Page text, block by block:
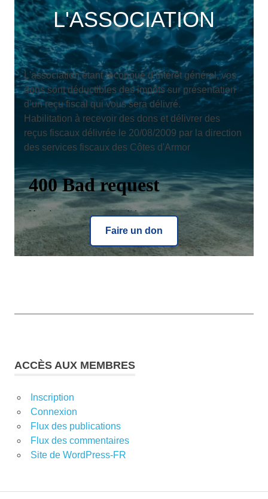
L'ASSOCIATION
L'association étant reconnue d’intérêt général, vos
dons sont déductibles des impôts sur présentation
d’un reçu fiscal qui vous sera délivré.
Habilitation à recevoir des dons et délivrer des
reçus fiscaux délivrée le 20/08/2009 par la direction
des services fiscaux des Côtes d'Armor
Faire un don
ACCÈS AUX MEMBRES
Inscription
Connexion
Flux des publications
Flux des commentaires
Site de WordPress-FR